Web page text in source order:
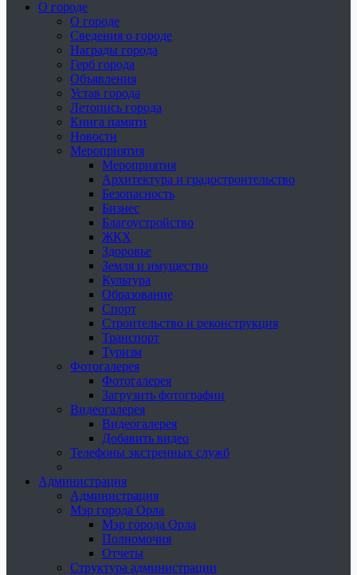
О городе
О городе
Сведения о городе
Награды города
Герб города
Объявления
Устав города
Летопись города
Книга памяти
Новости
Мероприятия
Мероприятия
Архитектура и градостроительство
Безопасность
Бизнес
Благоустройство
ЖКХ
Здоровье
Земля и имущество
Культура
Образование
Спорт
Строительство и реконструкция
Транспорт
Туризм
Фотогалерея
Фотогалерея
Загрузить фотографии
Видеогалерея
Видеогалерея
Добавить видео
Телефоны экстренных служб
Администрация
Администрация
Мэр города Орла
Мэр города Орла
Полномочия
Отчеты
Структура администрации